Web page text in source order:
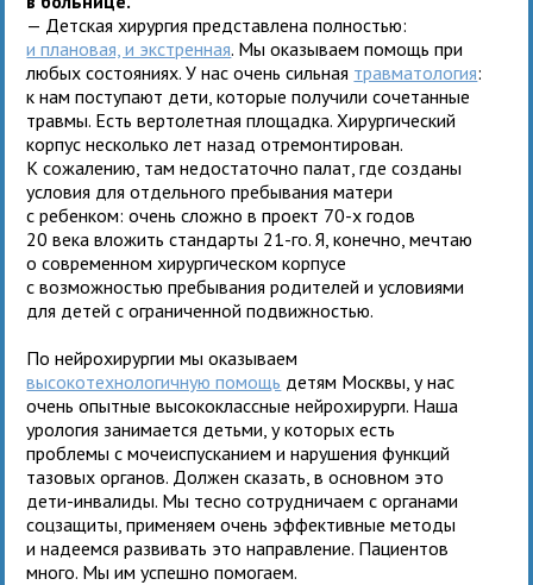
— Детская хирургия представлена полностью:
и плановая, и экстренная. Мы оказываем помощь при
любых состояниях. У нас очень сильная травматология:
к нам поступают дети, которые получили сочетанные
травмы. Есть вертолетная площадка. Хирургический
корпус несколько лет назад отремонтирован.
К сожалению, там недостаточно палат, где созданы
условия для отдельного пребывания матери
с ребенком: очень сложно в проект 70-х годов
20 века вложить стандарты 21-го. Я, конечно, мечтаю
о современном хирургическом корпусе
с возможностью пребывания родителей и условиями
для детей с ограниченной подвижностью.
По нейрохирургии мы оказываем
высокотехнологичную помощь детям Москвы, у нас
очень опытные высококлассные нейрохирурги. Наша
урология занимается детьми, у которых есть
проблемы с мочеиспусканием и нарушения функций
тазовых органов. Должен сказать, в основном это
дети-инвалиды. Мы тесно сотрудничаем с органами
соцзащиты, применяем очень эффективные методы
и надеемся развивать это направление. Пациентов
много. Мы им успешно помогаем.